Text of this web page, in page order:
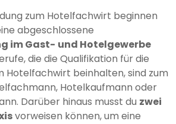
zum Hotelfachwirt beginnen
abgeschlossene
im Gast- und Hotelgewerbe
die die Qualifikation für die
Hotelfachwirt beinhalten, sind zum
Hotelkaufmann oder
Darüber hinaus musst du zwei
vorweisen können, um eine